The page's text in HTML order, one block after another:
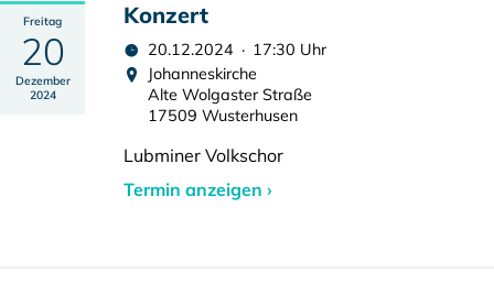
Freitag
20
Dezember
2024
Konzert
20.12.2024 · 17:30 Uhr
Johanneskirche
Alte Wolgaster Straße
17509 Wusterhusen
Lubminer Volkschor
Termin anzeigen ›